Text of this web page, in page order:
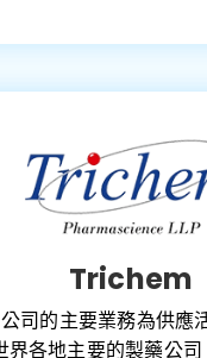
Trichem
司的主要業務為供應
界各地主要的製藥公